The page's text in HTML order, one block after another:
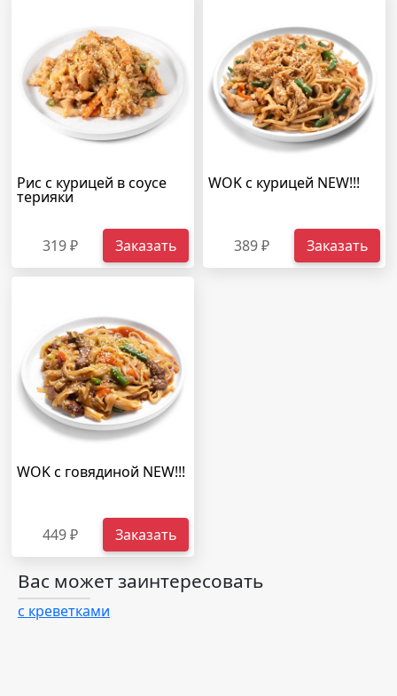
Рис с курицей в соусе
терияки
319 ₽ Заказать
WOK с курицей NEW!!!
389 ₽ Заказать
WOK с говядиной NEW!!!
449 ₽ Заказать
Вас может заинтересовать
с креветками